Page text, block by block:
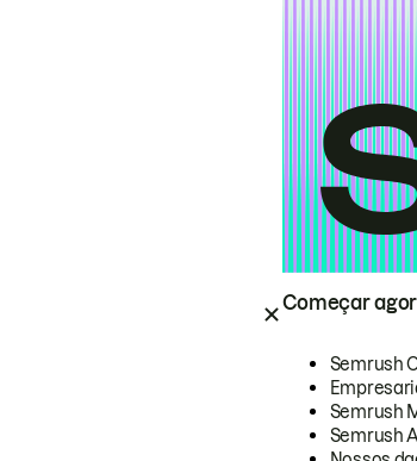
Começar
Semrush
Semrush
Semrush